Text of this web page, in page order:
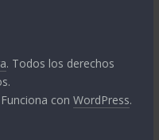
. Todos los derechos
conWordPress.